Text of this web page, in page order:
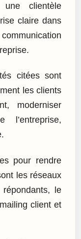
une clientèle
claire dans
citées sont
les clients
moderniser
l’entreprise,
pour rendre
les réseaux
le
client et